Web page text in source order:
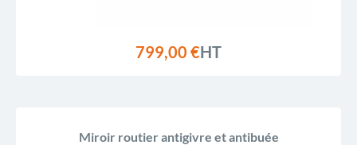
799,00 €HT
Miroir routier antigivre et antibuée